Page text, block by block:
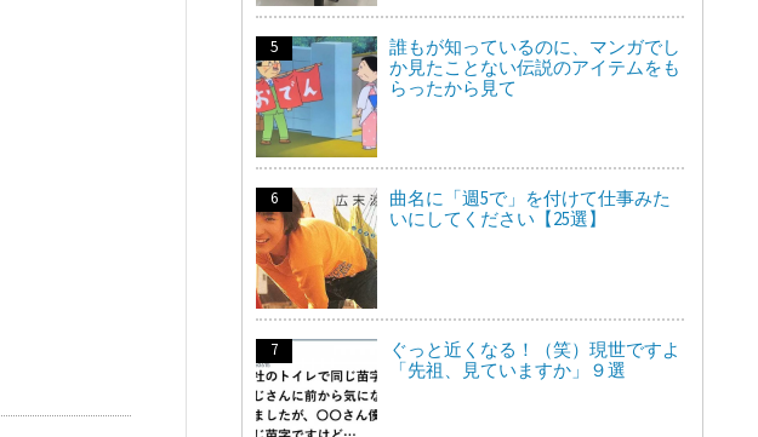
誰もが知っているのに、マンガでし
か見たことない伝説のアイテムをも
らったから見て
曲名に「週5で」を付けて仕事みた
いにしてください【25選】
ぐっと近くなる！（笑）現世ですよ
「先祖、見ていますか」９選